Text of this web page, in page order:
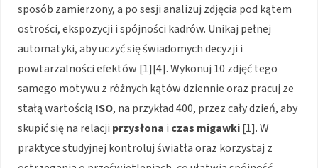
sposób zamierzony, a po sesji analizuj zdjęcia pod kątem
ostrości, ekspozycji i spójności kadrów. Unikaj pełnej
automatyki, aby uczyć się świadomych decyzji i
powtarzalności efektów [1][4]. Wykonuj 10 zdjęć tego
samego motywu z różnych kątów dziennie oraz pracuj ze
stałą wartością ISO, na przykład 400, przez cały dzień, aby
skupić się na relacji przysłona i czas migawki[1]. W
praktyce studyjnej kontroluj światła oraz korzystaj z